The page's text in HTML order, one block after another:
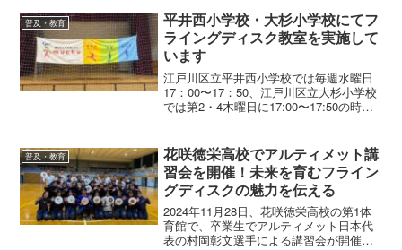
げます。
普及・教育
平井西小学校・大杉小学校にてフ
ライングディスク教室を実施して
います
江戸川区立平井西小学校では毎週水曜日
17：00〜17：50、江戸川区立大杉小学校
では第2・4木曜日に17:00〜17:50の時間
いる、【muchu放課後】の活動の一...
普及・教育
花咲徳栄高校でアルティメット講
習会を開催！未来を育むフライン
グディスクの魅力を伝える
2024年11月28日、花咲徳栄高校の第1体
育館で、卒業生でアルティメット日本代
表の村岡彰文選手による講習会が開催さ